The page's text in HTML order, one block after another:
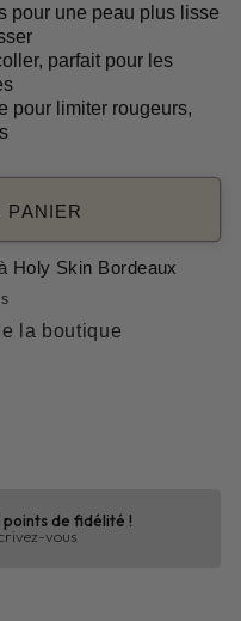
pour une peau plus lisse
parfait pour les
pour limiter rougeurs,
PANIER
Holy Skin Bordeaux
la boutique
de fidélité !
vous